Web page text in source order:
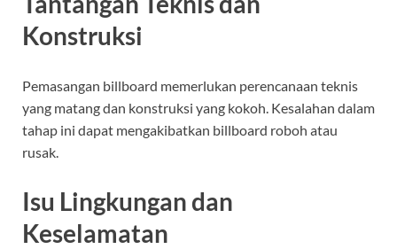
Konstruksi
Pemasangan billboard memerlukan perencanaan teknis
yang matang dan konstruksi yang kokoh. Kesalahan dalam
tahap ini dapat mengakibatkan billboard roboh atau
rusak.
Isu Lingkungan dan
Keselamatan